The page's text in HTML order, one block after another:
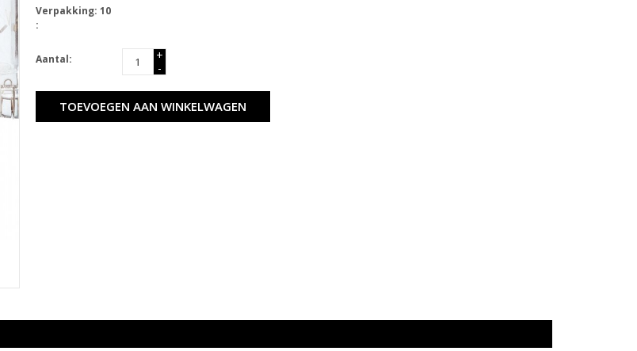
Verpakking: 10
:
Aantal:
+
-
TOEVOEGEN AAN WINKELWAGEN